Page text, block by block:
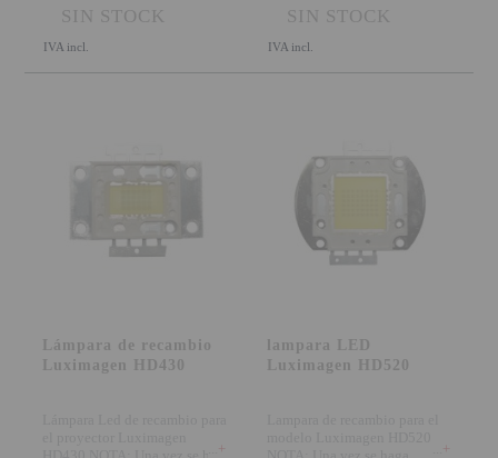
SIN STOCK
IVA incl.
SIN STOCK
IVA incl.
Lámpara de recambio
Luximagen HD430
+
lampara LED
Luximagen HD520
+